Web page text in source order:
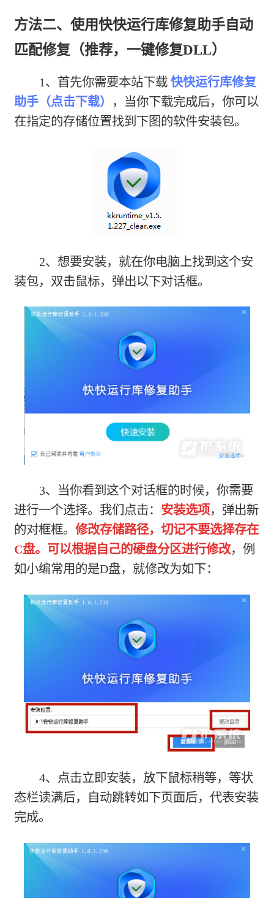
方法二、使用快快运行库修复助手自动
匹配修复（推荐，一键修复DLL）
1、首先你需要本站下载 快快运行库修复
助手（点击下载）
，当你下载完成后，你可以
在指定的存储位置找到下图的软件安装包。
2、想要安装，就在你电脑上找到这个安
装包，双击鼠标，弹出以下对话框。
3、当你看到这个对话框的时候，你需要
进行一个选择。我们点击： 安装选项，弹出新
的对框框。修改存储路径，切记不要选择存在
C盘。可以根据自己的硬盘分区进行修改，例
如小编常用的是D盘，就修改为如下：
4、点击立即安装，放下鼠标稍等，等状
态栏读满后，自动跳转如下页面后，代表安装
完成。